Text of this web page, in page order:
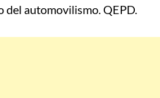
del automovilismo. QEPD.